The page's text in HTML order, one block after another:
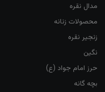
مدال نقره
محصولات زنانه
زنجیر نقره
نگین
حرز امام جواد (ع)
بچه گانه